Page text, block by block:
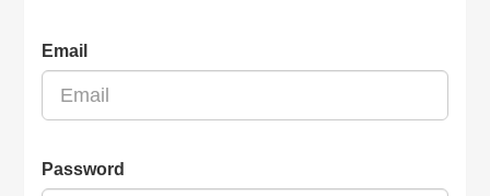
Email
Password